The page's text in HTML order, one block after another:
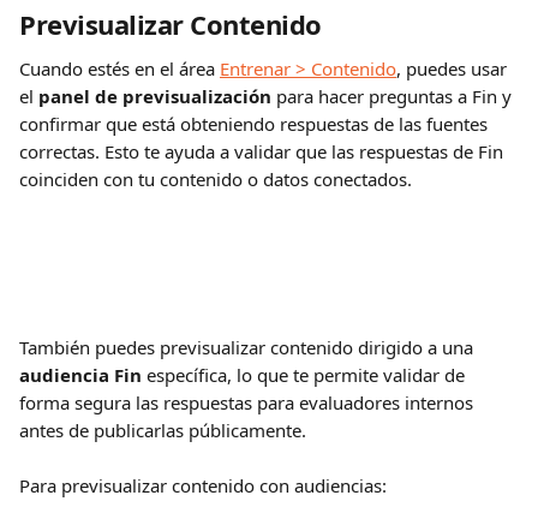
Previsualizar Contenido
Cuando estés en el área Entrenar > Contenido, puedes usar
el panel de previsualización para hacer preguntas a Fin y
confirmar que está obteniendo respuestas de las fuentes
correctas. Esto te ayuda a validar que las respuestas de Fin
coinciden con tu contenido o datos conectados.
También puedes previsualizar contenido dirigido a una
audiencia Fin específica, lo que te permite validar de
forma segura las respuestas para evaluadores internos
antes de publicarlas públicamente.
Para previsualizar contenido con audiencias: